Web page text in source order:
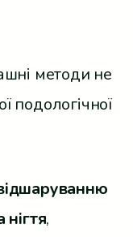
методи не
подологічної
,